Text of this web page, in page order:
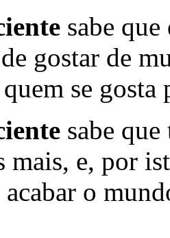
sabe
gostar de
se gosta
sabe
mais, e, por
o